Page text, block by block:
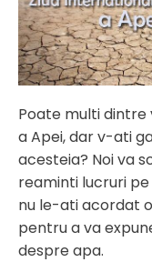
Poate multi dintre
a Apei, dar v-ati
acesteia? Noi va
reaminti lucruri
nu le-ati acordat
pentru a va
despre apa.